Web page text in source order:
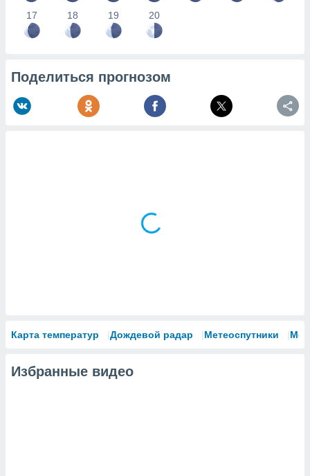
17 18 19 20
Поделиться прогнозом
Карта температур Дождевой радар Метеоспутники
Избранные видео